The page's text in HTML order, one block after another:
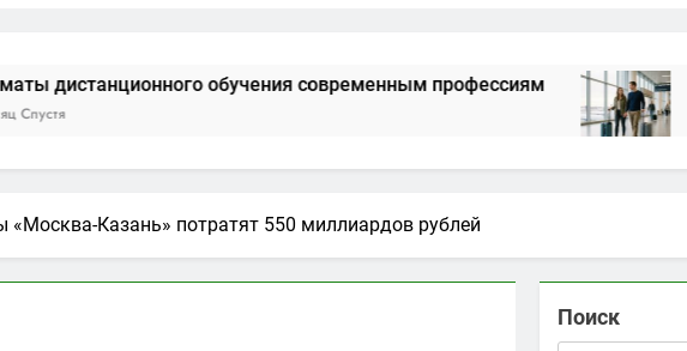
обучения современным профессиям
1 Месяц Спустя
«Москва-Казань» потратят 550 миллиардов рублей
Поиск